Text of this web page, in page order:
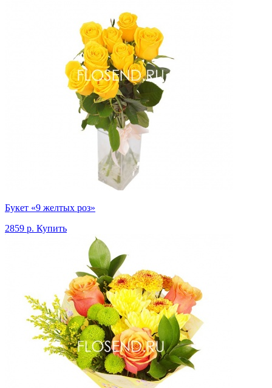
Букет «9 желтых роз»
2859 р. Купить